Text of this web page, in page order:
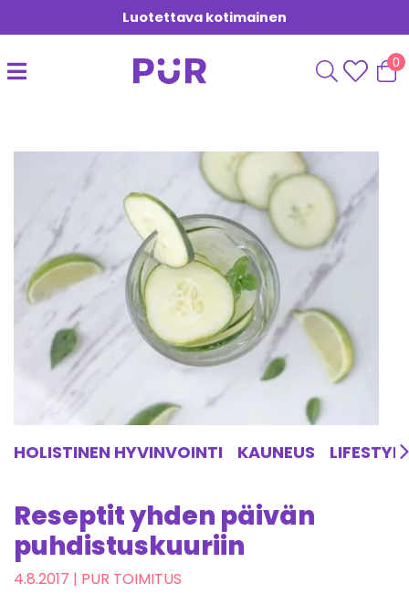
Luotettava kotimainen
0
HOLISTINEN HYVINVOINTI KAUNEUS LIFESTYLE
Reseptit yhden päivän
puhdistuskuuriin
4.8.2017 | PUR TOIMITUS